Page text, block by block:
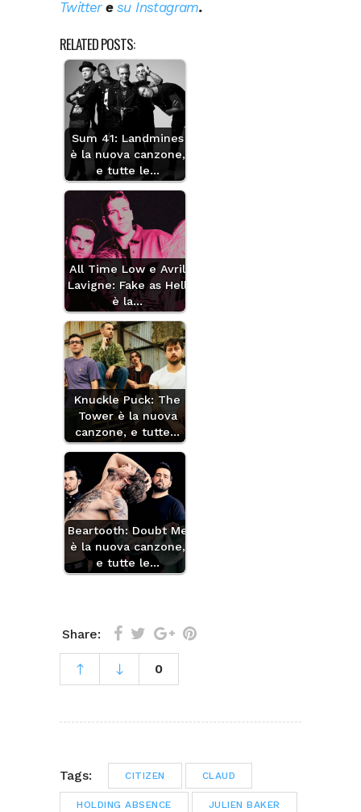
Twitteresu Instagram.
RELATED POSTS:
Sum 41: Landmines
è la nuova canzone,
e tutte le…
All Time Low e Avril
Lavigne: Fake as Hell
è la…
Knuckle Puck: The
Tower è la nuova
canzone, e tutte…
Beartooth: Doubt Me
è la nuova canzone,
e tutte le…
Share:
0
Tags: CITIZEN CLAUD
HOLDING ABSENCE JULIEN BAKER